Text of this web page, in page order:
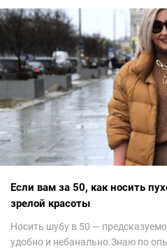
невероятно красиво.Все
арабских дизайнеров,
сегодня сложно увидеть на
мод.Самое интересное сейчас
Если вам за 50, как носить
зрелой красоты
Носить шубу в 50 —
удобно и небанально.Знаю по